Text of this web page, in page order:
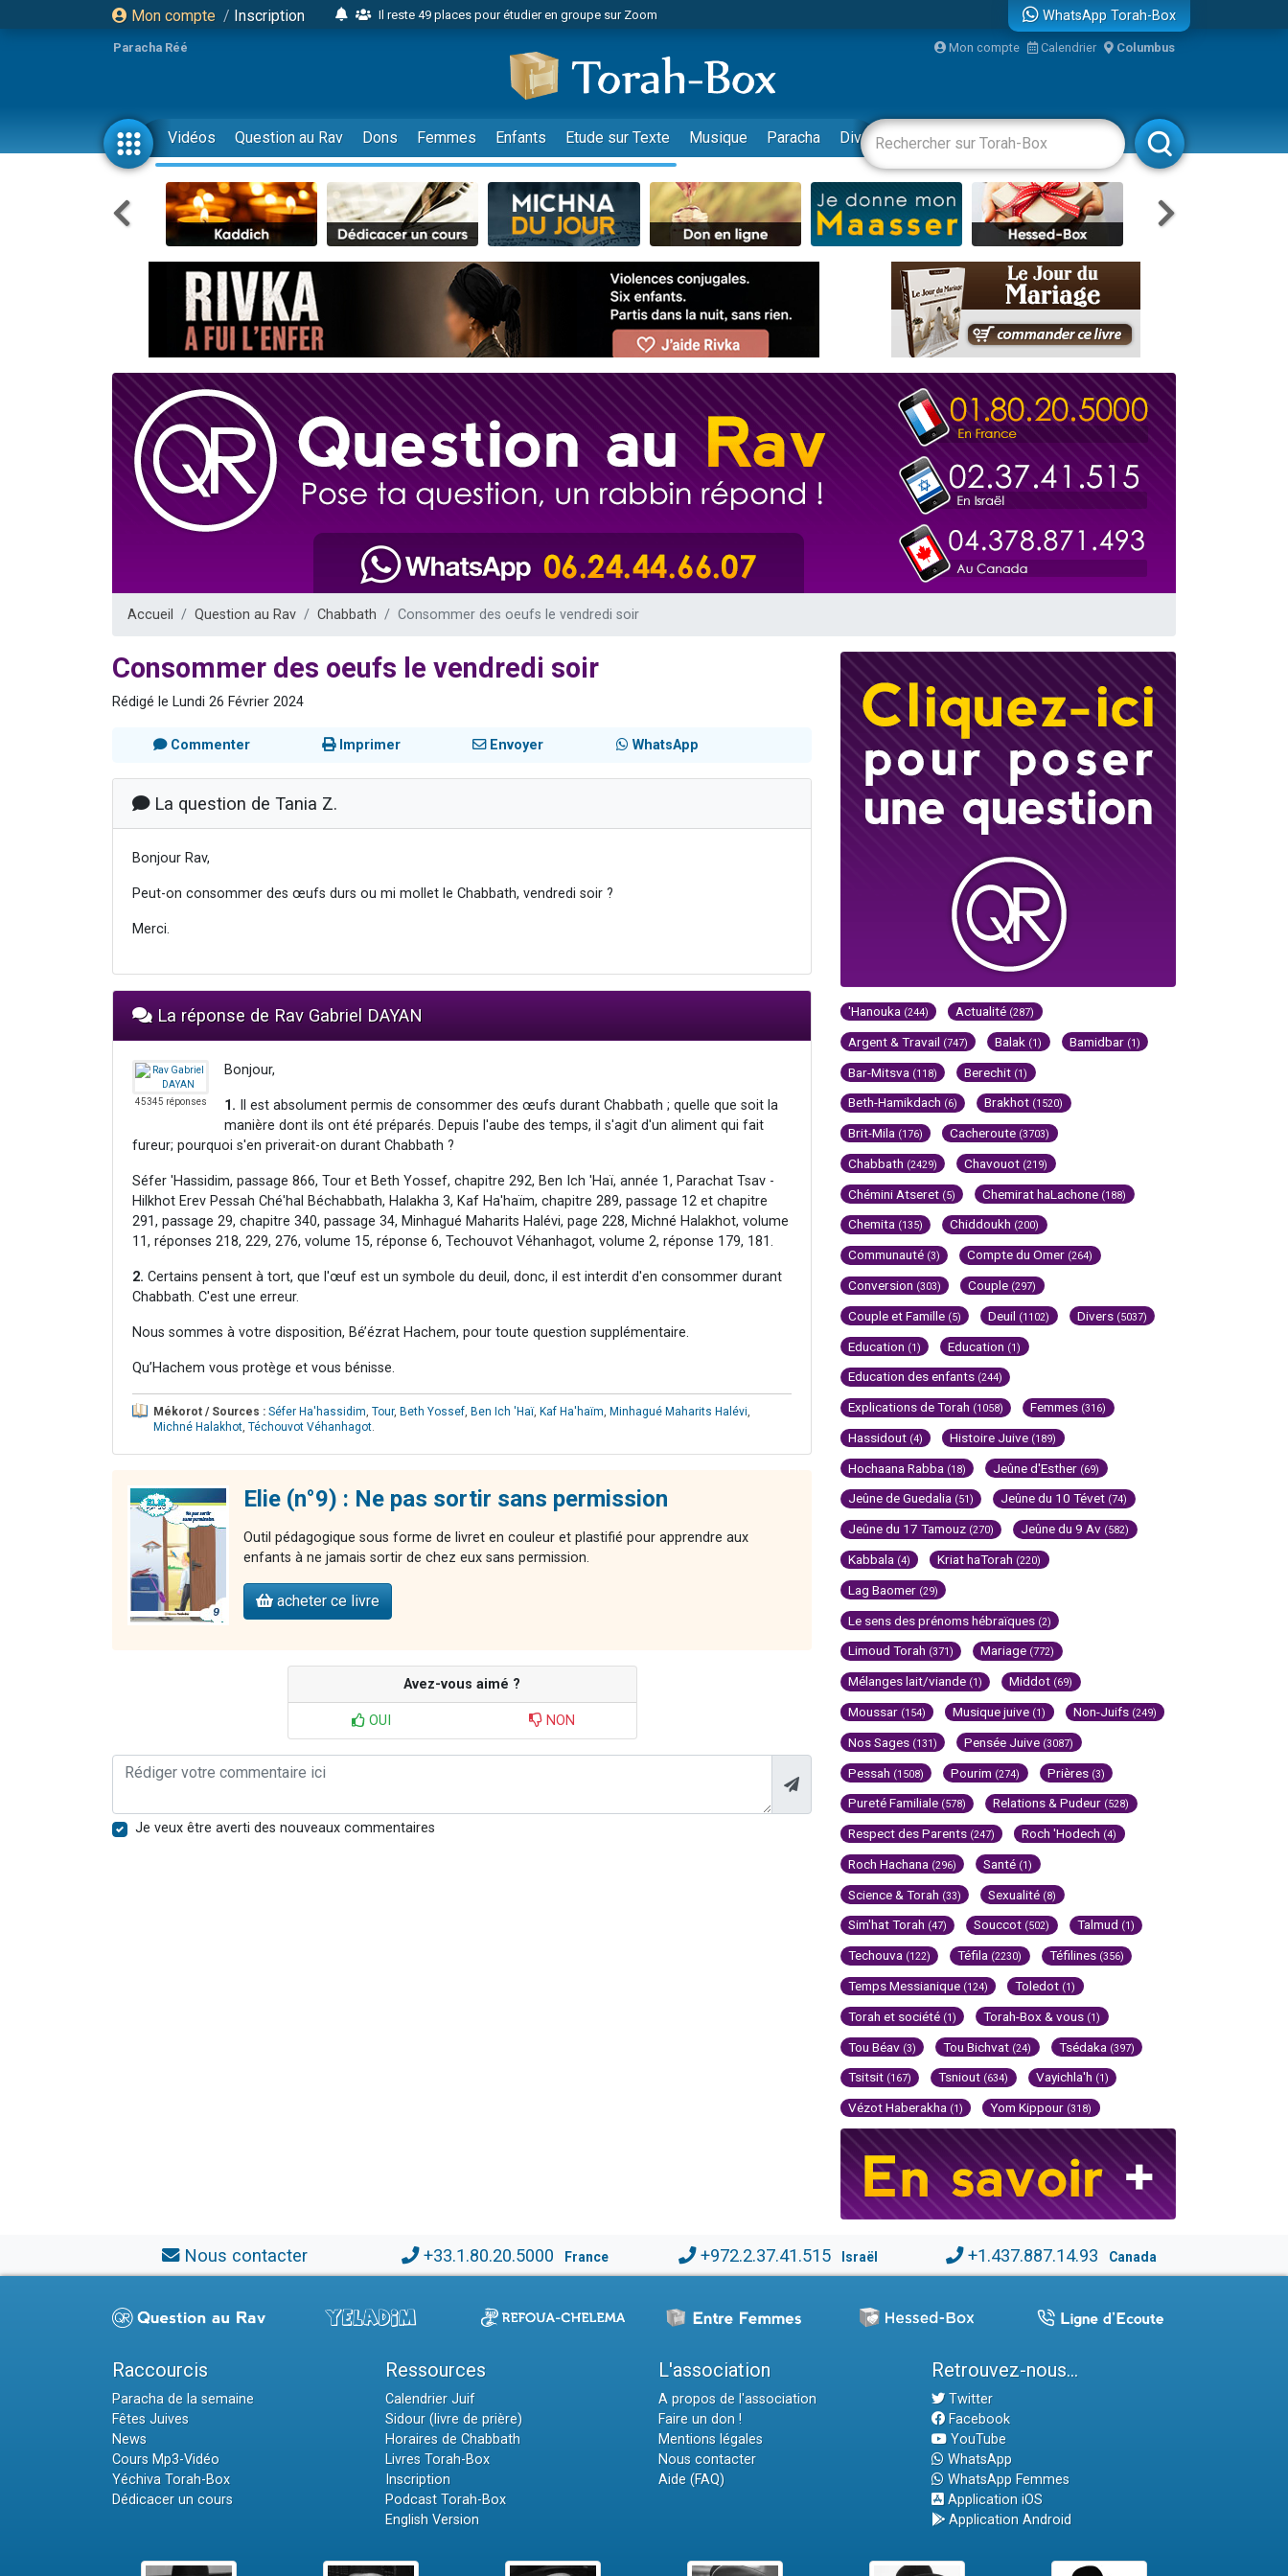
Mon compte / Inscription
Il reste 49 places pour étudier en groupe sur Zoom
2 personnes viennent de nous rejoindre sur WhatsApp
6 personnes viennent de nous rejoindre sur WhatsApp
4 personnes viennent de faire un don pour Reloger Rivka, 6 enfants, victime de violences...
2 personnes viennent de faire un don pour 1 Journée de Vacances Pour les Enfants
17 personnes viennent de demander une bénédiction
4 personnes viennent de nous rejoindre sur WhatsApp
Il reste 49 places pour étudier en groupe sur Zoom
Eva vient de donner son Maasser
4 personnes viennent de nous rejoindre sur WhatsApp
3 personnes viennent de nous rejoindre sur WhatsApp
Odaya vient de donner son Maasser
3 personnes viennent de faire un don pour 5 jours de vacances aux Orphelins
2 personnes viennent de nous rejoindre sur WhatsApp
13 personnes viennent de demander une bénédiction
Il reste 49 places pour étudier en groupe sur Zoom
12 nouvelles musiques dans Torah-Box Music
29 personnes viennent de demander une bénédiction
WhatsApp Torah-Box
Paracha Réé Mon compte Calendrier Columbus
Vidéos Question au Rav Dons Femmes Enfants Etude sur Texte Musique Paracha Divertissements Livres Rabbanim
Accueil Question au Rav Chabbath Consommer des oeufs le vendredi soir
Consommer des oeufs le vendredi soir
Rédigé le Lundi 26 Février 2024
Commenter Imprimer Envoyer WhatsApp
La question de Tania Z.
Bonjour Rav,
Peut-on consommer des œufs durs ou mi mollet le Chabbath, vendredi soir ?
Merci.
La réponse de Rav Gabriel DAYAN
45345 réponses
Bonjour,
1. Il est absolument permis de consommer des œufs durant Chabbath ; quelle que soit la
manière dont ils ont été préparés. Depuis l'aube des temps, il s'agit d'un aliment qui fait
fureur; pourquoi s'en priverait-on durant Chabbath ?
Séfer 'Hassidim, passage 866, Tour et Beth Yossef, chapitre 292, Ben Ich 'Haï, année 1, Parachat Tsav -
Hilkhot Erev Pessah Ché'hal Béchabbath, Halakha 3, Kaf Ha'haïm, chapitre 289, passage 12 et chapitre
291, passage 29, chapitre 340, passage 34, Minhagué Maharits Halévi, page 228, Michné Halakhot, volume
11, réponses 218, 229, 276, volume 15, réponse 6, Techouvot Véhanhagot, volume 2, réponse 179, 181.
2. Certains pensent à tort, que l'œuf est un symbole du deuil, donc, il est interdit d'en consommer durant
Chabbath. C'est une erreur.
Nous sommes à votre disposition, Bé’ézrat Hachem, pour toute question supplémentaire.
Qu’Hachem vous protège et vous bénisse.
Mékorot / Sources : Séfer Ha'hassidim Tour, Beth Yossef Ben Ich 'Haï, Kaf Ha'haïm Minhagué Maharits Halévi
Michné Halakhot Téchouvot Véhanhagot
Elie (n°9) : Ne pas sortir sans permission
Outil pédagogique sous forme de livret en couleur et plastifié pour apprendre aux
enfants à ne jamais sortir de chez eux sans permission.
acheter ce livre
Avez-vous aimé ?
OUI NON
Je veux être averti des nouveaux commentaires
'Hanouka (244) Actualité (287)
Argent & Travail (747) Balak (1) Bamidbar (1)
Bar-Mitsva (118) Berechit (1)
Beth-Hamikdach (6) Brakhot (1520)
Brit-Mila (176) Cacheroute (3703)
Chabbath (2429) Chavouot (219)
Chémini Atseret (5) Chemirat haLachone (188)
Chemita (135) Chiddoukh (200)
Communauté (3) Compte du Omer (264)
Conversion (303) Couple (297)
Couple et Famille (5) Deuil (1102) Divers (5037)
Education (1) Education (1)
Education des enfants (244)
Explications de Torah (1058) Femmes (316)
Hassidout (4) Histoire Juive (189)
Hochaana Rabba (18) Jeûne d'Esther (69)
Jeûne de Guedalia (51) Jeûne du 10 Tévet (74)
Jeûne du 17 Tamouz (270) Jeûne du 9 Av (582)
Kabbala (4) Kriat haTorah (220)
Lag Baomer (29)
Le sens des prénoms hébraïques (2)
Limoud Torah (371) Mariage (772)
Mélanges lait/viande (1) Middot (69)
Moussar (154) Musique juive (1) Non-Juifs (249)
Nos Sages (131) Pensée Juive (3087)
Pessah (1508) Pourim (274) Prières (3)
Pureté Familiale (578) Relations & Pudeur (528)
Respect des Parents (247) Roch 'Hodech (4)
Roch Hachana (296) Santé (1)
Science & Torah (33) Sexualité (8)
Sim'hat Torah (47) Souccot (502) Talmud (1)
Techouva (122) Téfila (2230) Téfilines (356)
Temps Messianique (124) Toledot (1)
Torah et société (1) Torah-Box & vous (1)
Tou Béav (3) Tou Bichvat (24) Tsédaka (397)
Tsitsit (167) Tsniout (634) Vayichla'h (1)
Vézot Haberakha (1) Yom Kippour (318)
Nous contacter +33.1.80.20.5000 France +972.2.37.41.515 Israël +1.437.887.14.93 Canada
Raccourcis
Paracha de la semaine
Fêtes Juives
News
Cours Mp3-Vidéo
Yéchiva Torah-Box
Dédicacer un cours
Ressources
Calendrier Juif
Sidour (livre de prière)
Horaires de Chabbath
Livres Torah-Box
Inscription
Podcast Torah-Box
English Version
L'association
A propos de l'association
Faire un don !
Mentions légales
Nous contacter
Aide (FAQ)
Retrouvez-nous...
Twitter
Facebook
YouTube
WhatsApp
WhatsApp Femmes
Application iOS
Application Android